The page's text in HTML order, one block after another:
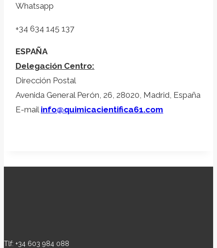
Whatsapp
+34 634 145 137
ESPAÑA
Delegación Centro:
Dirección Postal
Avenida General Perón, 26, 28020, Madrid, España
E-mail info@quimicacientifica61.com
Tlf: +34 603 984 088